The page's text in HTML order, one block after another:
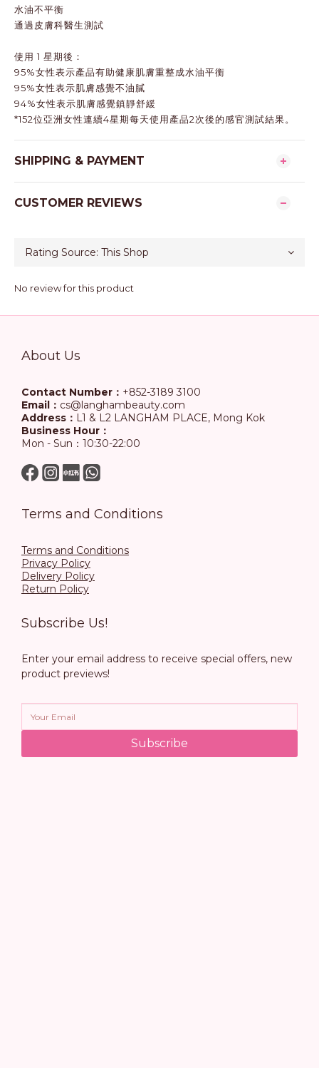
水油不平衡
通過皮膚科醫生測試
使用 1 星期後：
95%女性表示產品有助健康肌膚重整成水油平衡
95%女性表示肌膚感覺不油膩
94%女性表示肌膚感覺鎮靜舒緩
*152位亞洲女性連續4星期每天使用產品2次後的感官測試結果。
SHIPPING & PAYMENT
CUSTOMER REVIEWS
No review for this product
About Us
Contact Number： +852-3189 3100
Email： cs@langhambeauty.com
Address： L1 & L2 LANGHAM PLACE, Mong Kok
Business Hour：
Mon - Sun：10:30-22:00
Terms and Conditions
Terms and Conditions
Privacy Policy
Delivery Policy
Return Policy
Subscribe Us!
Enter your email address to receive special offers, new
product previews!
Subscribe